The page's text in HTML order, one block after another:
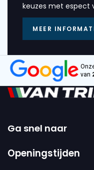
keuzes met espect
MEER
van
Ga snel naar
Home
Openingstijden